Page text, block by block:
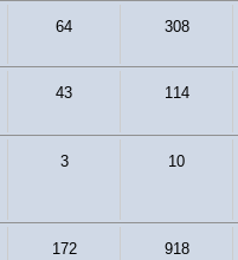
64 308
43 114
3 10
172 918